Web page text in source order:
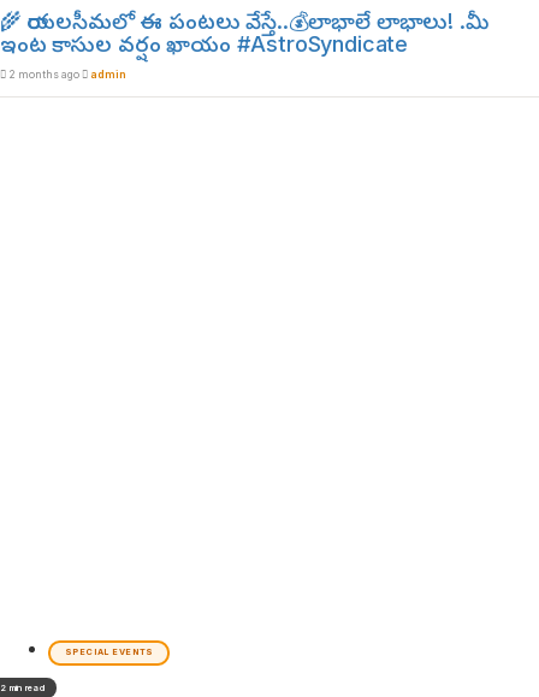
🌾 రాయలసీమలో ఈ పంటలు వేస్తే..💰లాభాలే లాభాలు! .మీ
ఇంట కాసుల వర్షం ఖాయం #AstroSyndicate
2 months ago admin
SPECIAL EVENTS
2 min read